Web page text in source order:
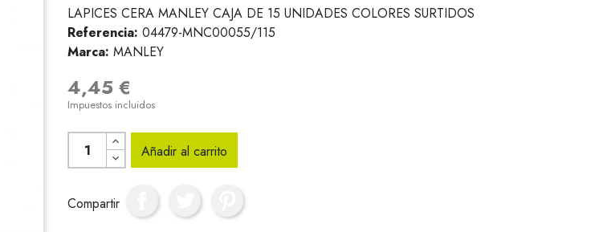
LAPICES CERA MANLEY CAJA DE 15 UNIDADES COLORES SURTIDOS
Referencia: 04479-MNC00055/115
Marca: MANLEY
4,45 €
Impuestos incluidos
Añadir al carrito
Compartir